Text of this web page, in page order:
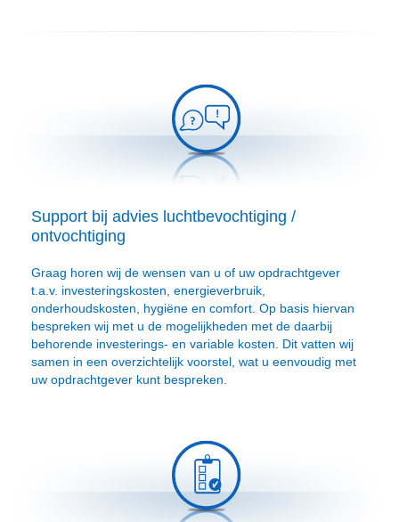
Support bij advies luchtbevochtiging /
ontvochtiging
Graag horen wij de wensen van u of uw opdrachtgever
t.a.v. investeringskosten, energieverbruik,
onderhoudskosten, hygiëne en comfort. Op basis hiervan
bespreken wij met u de mogelijkheden met de daarbij
behorende investerings- en variable kosten. Dit vatten wij
samen in een overzichtelijk voorstel, wat u eenvoudig met
uw opdrachtgever kunt bespreken.